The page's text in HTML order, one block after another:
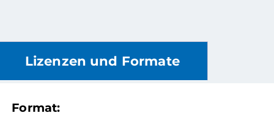
Lizenzen und Formate
Format: